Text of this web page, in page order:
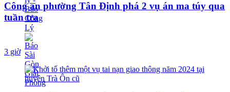
Công an phường Tân Định phá 2 vụ án ma túy qua
tuần tra
3 giờ